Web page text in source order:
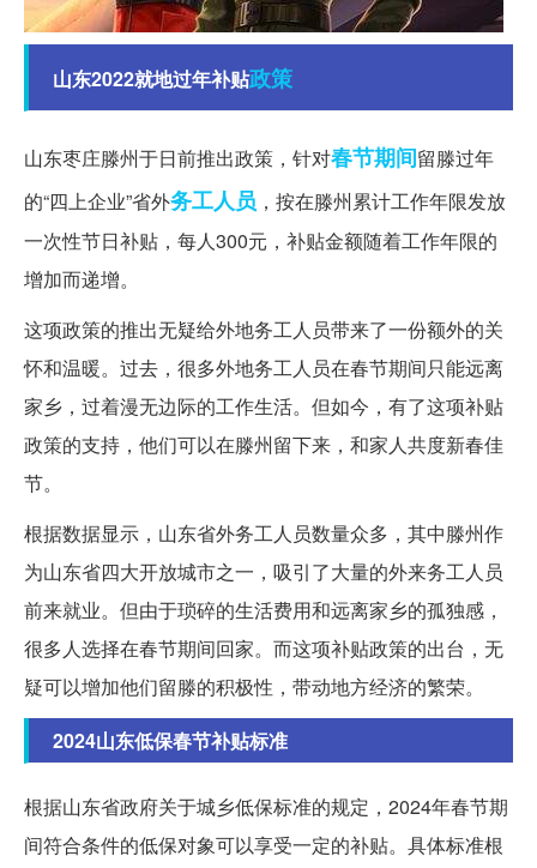
山东2022就地过年补贴政策
山东枣庄滕州于日前推出政策，针对春节期间留滕过年
的“四上企业”省外务工人员 ，按在滕州累计工作年限发放
一次性节日补贴，每人300元，补贴金额随着工作年限的
增加而递增。
这项政策的推出无疑给外地务工人员带来了一份额外的关
怀和温暖。过去，很多外地务工人员在春节期间只能远离
家乡，过着漫无边际的工作生活。但如今，有了这项补贴
政策的支持，他们可以在滕州留下来，和家人共度新春佳
节。
根据数据显示，山东省外务工人员数量众多，其中滕州作
为山东省四大开放城市之一，吸引了大量的外来务工人员
前来就业。但由于琐碎的生活费用和远离家乡的孤独感，
很多人选择在春节期间回家。而这项补贴政策的出台，无
疑可以增加他们留滕的积极性，带动地方经济的繁荣。
2024山东低保春节补贴标准
根据山东省政府关于城乡低保标准的规定，2024年春节期
间符合条件的低保对象可以享受一定的补贴。具体标准根